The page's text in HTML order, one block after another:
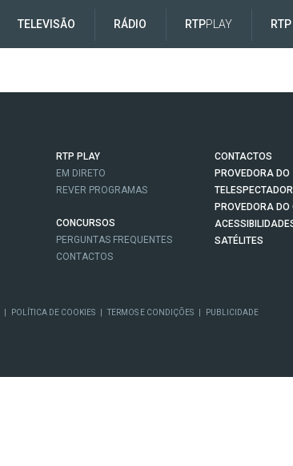
TELEVISÃO RÁDIO RTPPLAY
RTP PLAY
EM DIRETO
REVER PROGRAMAS
CONCURSOS
PERGUNTAS FREQUENTES
CONTACTOS
CONTACTOS
PROVEDORA DO
TELESPECTADOR
PROVEDORA DO
SATÉLITES
POLÍTICA DE COOKIES TERMOS E CONDIÇÕES PUBLICIDADE